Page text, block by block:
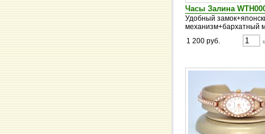
Часы Залина
Удобный
механизм+бархатный
1 200 руб.